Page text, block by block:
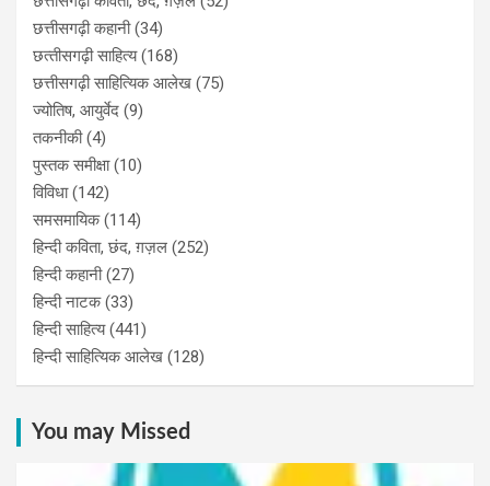
छत्तीसगढ़ी कहानी(34)
छत्‍तीसगढ़ी साहित्‍य(168)
छत्तीसगढ़ी साहित्यिक आलेख (75)
ज्योतिष, आयुर्वेद (9)
तकनीकी(4)
पुस्‍तक समीक्षा(10)
विविधा(142)
समसमायिक(114)
हिन्दी कविता, छंद, ग़ज़ल (252)
हिन्दी कहानी(27)
हिन्‍दी नाटक(33)
हिन्दी साहित्य(441)
हिन्दी साहित्यिक आलेख (128)
You may Missed